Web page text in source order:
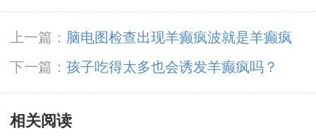
上一篇： 脑电图检查出现羊癫疯波就是羊癫疯
吗？
下一篇： 孩子吃得太多也会诱发羊癫疯吗？
相关阅读